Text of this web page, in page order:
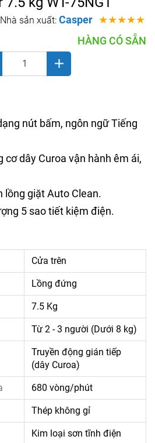
Nhà sản xuất: Casper ★★★★★
HÀNG CÓ SẴN
nút bấm, ngôn ngữ Tiếng
cơ dây Curoa vận hành êm ái,
lồng giặt Auto Clean.
5 sao tiết kiệm điện.
Cửa trên
Lồng đứng
7.5 Kg
Từ 2 - 3 người (Dưới 8 kg)
Truyền động gián tiếp
(dây Curoa)
680 vòng/phút
Thép không gỉ
Kim loại sơn tĩnh điện